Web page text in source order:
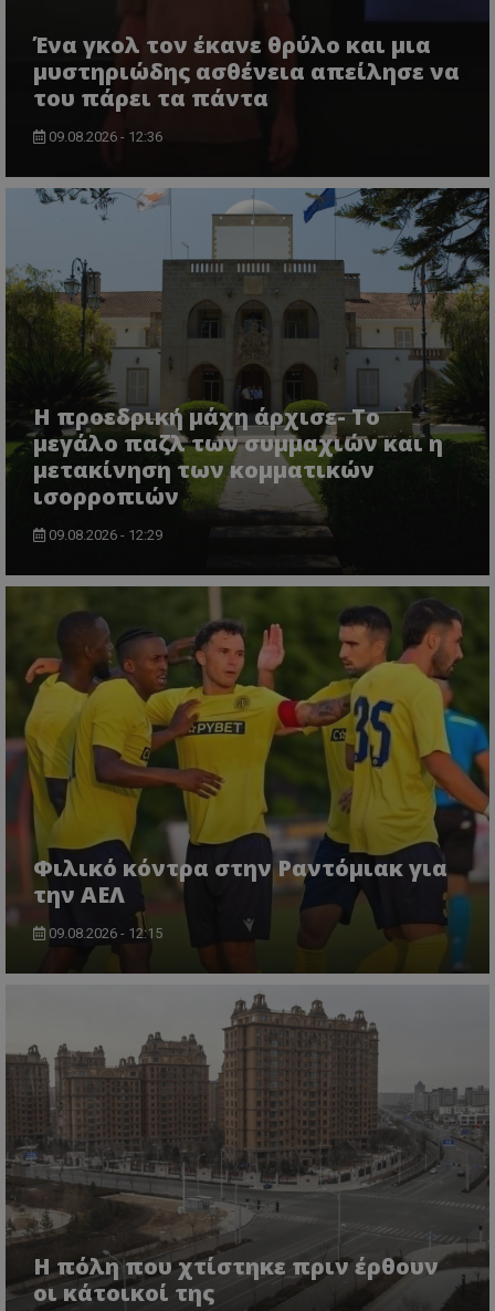
Ένα γκολ τον έκανε θρύλο και μια
μυστηριώδης ασθένεια απείλησε να
του πάρει τα πάντα
09.08.2026 - 12:36
Η προεδρική μάχη άρχισε- Το
μεγάλο παζλ των συμμαχιών και η
μετακίνηση των κομματικών
ισορροπιών
09.08.2026 - 12:29
Φιλικό κόντρα στην Ραντόμιακ για
την ΑΕΛ
09.08.2026 - 12:15
Η πόλη που χτίστηκε πριν έρθουν
οι κάτοικοί της